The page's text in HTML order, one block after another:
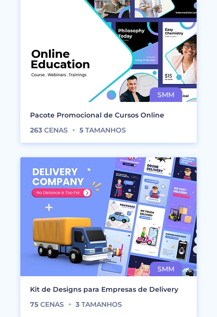
Pacote Promocional de Cursos Online
263 CENAS 5 TAMANHOS
Kit de Designs para Empresas de Delivery
75 CENAS 3 TAMANHOS